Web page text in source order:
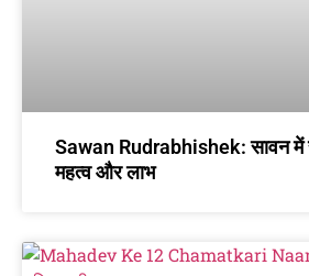
Sawan Rudrabhishek: सावन में
महत्व और लाभ